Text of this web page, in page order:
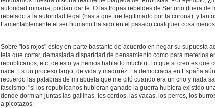
autoridad romana, podían dar fe. O las tropas rebeldes de Sertorio (fuera
rebelado a la autoridad legal (hasta que fue legitimado por la corona), y
Lamentablemente el ser humano ha sido en el pasado cualquier cosa menos
Sobre "los rojos" estoy en parte bastante de acuerdo en negar su supuesta
tela que cortar, demasiada disparidad de pensamiento como para meterlos
republicanos, etc, de esto ya hemos hablado mucho). Lo que si creo es
nace. Es un proceso largo, de vida y maduréz. La democracia en España
recuerdo las palabras de mi abuela que me citó cuando era un crio y nada
fascismo: "si los republicanos hubieran ganado la guerra hubiera existido
donde dormían juntas las gallinas, los cerdos, las vacas, los perros, los
a picotazos.